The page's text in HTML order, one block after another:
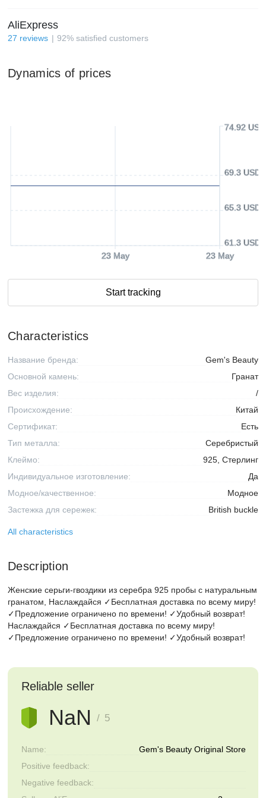
AliExpress
27 reviews 92% satisfied customers
Dynamics of prices
23 May 23 May
61.3 USD
65.3 USD
69.3 USD
74.92 USD
Start tracking
Characteristics
Название бренда:
Gem's Beauty
Основной камень:
Гранат
Вес изделия:
/
Происхождение:
Китай
Сертификат:
Есть
Тип металла:
Серебристый
Клеймо:
925, Стерлинг
Индивидуальное изготовление:
Да
Модное/качественное:
Модное
Застежка для сережек:
British buckle
All characteristics
Description
Женские серьги-гвоздики из серебра 925 пробы с натуральным
гранатом, Наслаждайся ✓Бесплатная доставка по всему миру!
✓Предложение ограничено по времени! ✓Удобный возврат!
Наслаждайся ✓Бесплатная доставка по всему миру!
✓Предложение ограничено по времени! ✓Удобный возврат!
Reliable seller
NaN / 5
Name:
Gem's Beauty Original Store
Positive feedback:
Negative feedback: